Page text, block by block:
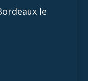
le